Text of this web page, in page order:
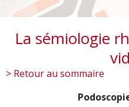
La sémiologie
> Retour au sommaire